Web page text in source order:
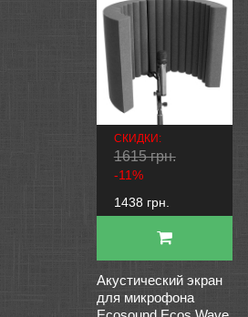
СКИДКИ:
1615 грн.
-11%
1438 грн.
Акустический экран
для микрофона